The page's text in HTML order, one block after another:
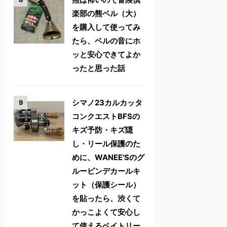
楽部の熊ベル（大）
を購入して使ってみ
たら、ベルの音にホ
ッと安心できてよか
ったと思った話
シマノ23カルカッタ
コンクエストBFSの
キズ予防・キズ隠
し・リール保護のた
めに、WANEE'Sのグ
ルービンデカールキ
ット（保護シール）
を貼ったら、渋くて
かっこよくて安心し